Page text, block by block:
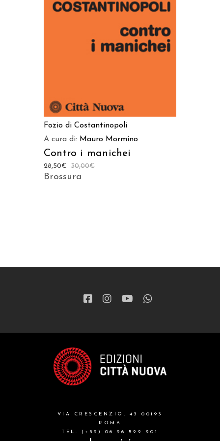
Fozio di Costantinopoli
A cura di: Mauro Mormino
Contro i manichei
30,00€
28,50€
Brossura
VIA CRESCENZIO, 43 00193
ROMA
TEL. (+39) 06 96 522 201